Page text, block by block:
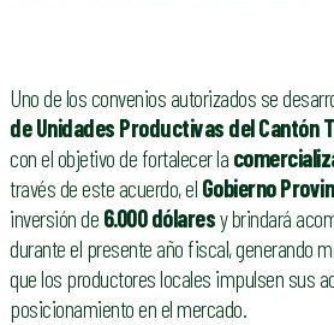
Uno de los convenios autorizados se
de Unidades Productivas del Cantón
con el objetivo de fortalecer la
través de este acuerdo, el Gobierno
inversión de 6.000 dólaresy brindará
durante el presente año fiscal, generando
que los productores locales impulsen sus
posicionamiento en el mercado.